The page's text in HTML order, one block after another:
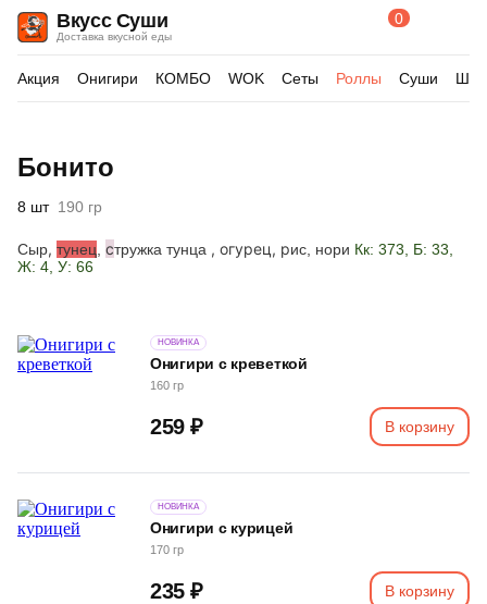
Вкусс Суши
Доставка вкусной еды
ПоискКорзина
0
Акция Онигири КОМБО WOK Сеты Роллы Суши
Бонито
8 шт 190 гр
Сыр, тунец стружка тунца , огурец, рис, нори Кк: 373, Б: 33,
Ж: 4, У: 66
Онигири с креветкой
НОВИНКА
160 гр
259 ₽ В корзину
Онигири с курицей
НОВИНКА
170 гр
235 ₽ В корзину
товара